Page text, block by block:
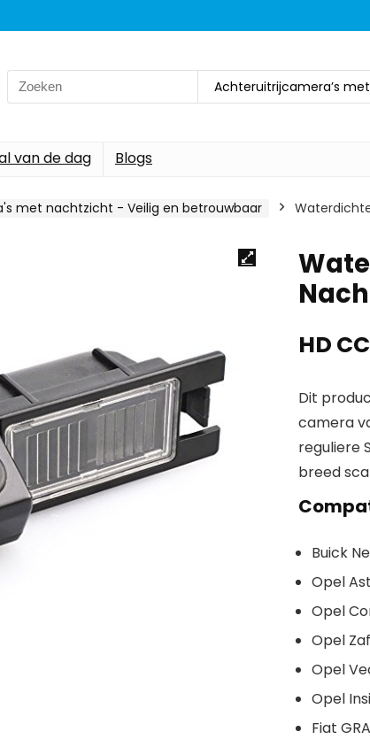
Search
for:
Achteruitrijcamera’s
van de dag Blogs
met nachtzicht - Veilig en betrouwbaar
HD
Dit
camera
reguliere
breed
Buick
Opel
Opel
Opel
Opel
Opel
Fiat